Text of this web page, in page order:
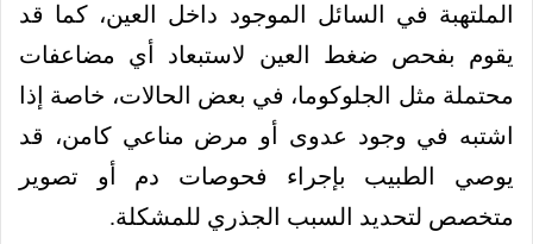
الملتهبة في السائل الموجود داخل العين، كما قد
يقوم بفحص ضغط العين لاستبعاد أي مضاعفات
محتملة مثل الجلوكوما، في بعض الحالات، خاصة إذا
اشتبه في وجود عدوى أو مرض مناعي كامن، قد
يوصي الطبيب بإجراء فحوصات دم أو تصوير
متخصص لتحديد السبب الجذري للمشكلة.